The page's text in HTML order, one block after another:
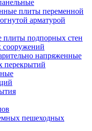
плиты переменной
арматурой
плиты подпорных стен
сооружений
напряженные
перекрытий
пешеходных